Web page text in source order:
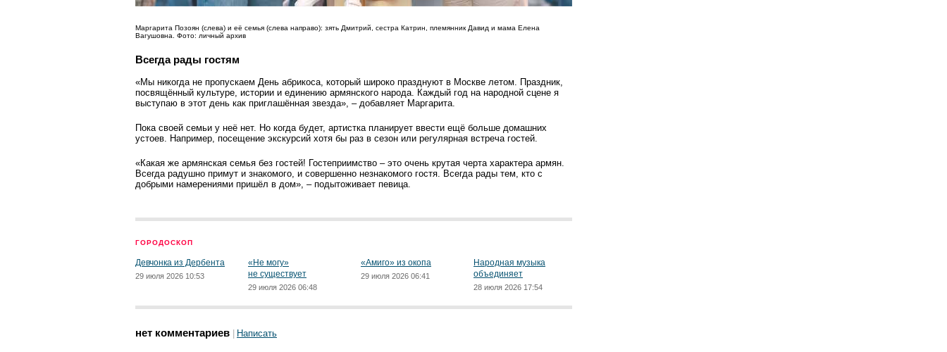
Маргарита Позоян (слева) и её семья (слева направо): зять Дмитрий, сестра Катрин, племянник Давид и мама Елена
Вагушовна. Фото: личный архив
Всегда рады гостям
«Мы никогда не пропускаем День абрикоса, который широко празд­нуют в Москве летом. Праздник,
посвящённый культуре, истории и единению армянского народа. Каждый год на народной сцене я
выступаю в этот день как приглашённая звезда», – добавляет Маргарита.
Пока своей семьи у неё нет. Но когда будет, артистка планирует ввести ещё больше домашних
устоев. Например, посещение экскурсий хотя бы раз в сезон или регулярная встреча гостей.
«Какая же армянская семья без гостей! Госте­приимство – это очень крутая черта характера армян.
Всегда радушно примут и знакомого, и совершенно незнакомого гостя. Всегда рады тем, кто с
добрыми намерениями пришёл в дом», – подытоживает певица.
ГОРОДОСКОП
Девчонка из Дербента
29 июля 2026 10:53
«Не могу»
не существует
29 июля 2026 06:48
«Амиго» из окопа
29 июля 2026 06:41
Народная музыка
объединяет
28 июля 2026 17:54
нет комментариев Написать